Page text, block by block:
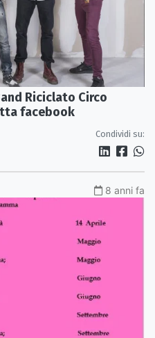
Riciclato Circo
facebook
Condividi su:
8 anni fa